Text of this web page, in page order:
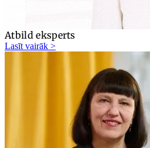
Atbild eksperts
Lasīt vairāk >